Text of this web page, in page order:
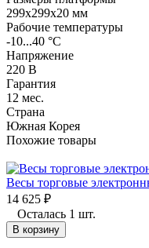
299х299х20 мм
Рабочие температуры
-10...40 °C
Напряжение
220 В
Гарантия
12 мес.
Страна
Южная Корея
Похожие товары
Весы торговые
14 625 ₽
Осталась 1 шт.
В корзину